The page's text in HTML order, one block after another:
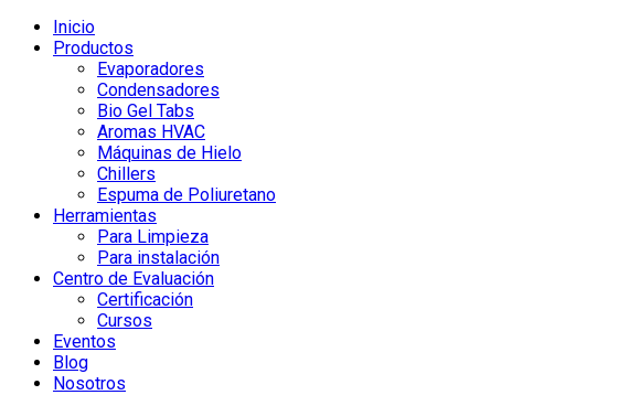
Inicio
Productos
Evaporadores
Condensadores
Bio Gel Tabs
Aromas HVAC
Máquinas de Hielo
Chillers
Espuma de Poliuretano
Herramientas
Para Limpieza
Para instalación
Centro de Evaluación
Certificación
Cursos
Eventos
Blog
Nosotros